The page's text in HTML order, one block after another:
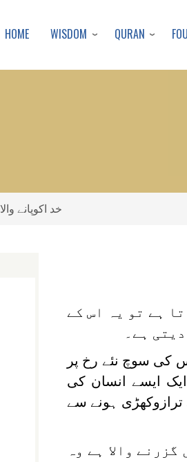
HOME WISDOM QURAN
خد اکوپانے والا
ہے تو یہ اس کے
ہے۔
کی سوچ نئے رخ پر
ایسے انسان کی
ترازوکھڑی ہونے سے
والا ہے وہ